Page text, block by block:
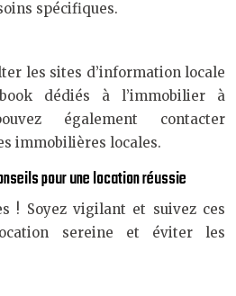
spécifiques.
les sites d’information locale
dédiés à l’immobilier à
également contacter
immobilières locales.
pour une location réussie
! Soyez vigilant et suivez ces
sereine et éviter les